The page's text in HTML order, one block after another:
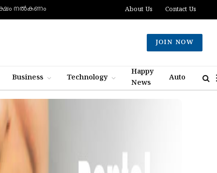
നല്‍കണം About Us Contact Us
JOIN NOW
Business Technology
Happy
News
Auto